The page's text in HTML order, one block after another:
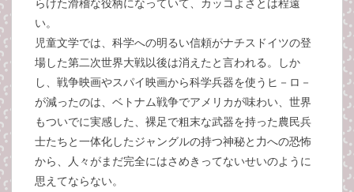
らけた滑稽な役柄になっていて、カッコよさとは程遠
い。
児童文学では、科学への明るい信頼がナチスドイツの登
場した第二次世界大戦以後は消えたと言われる。しか
し、戦争映画やスパイ映画から科学兵器を使うヒ－ロ－
が減ったのは、ベトナム戦争でアメリカが味わい、世界
もついでに実感した、裸足で粗末な武器を持った農民兵
士たちと一体化したジャングルの持つ神秘と力への恐怖
から、人々がまだ完全にはさめきってないせいのように
思えてならない。